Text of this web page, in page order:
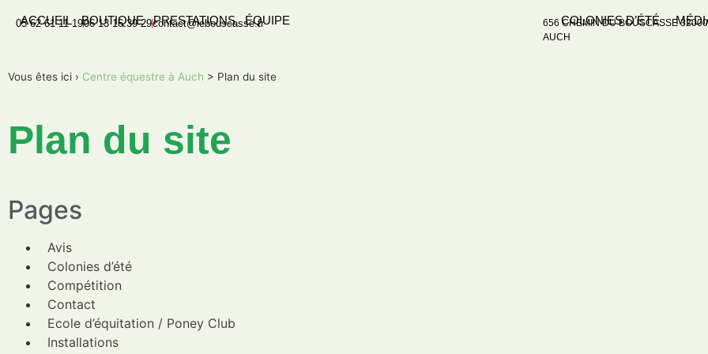
05 62 61 11 1906 13 16 39 29contact@lebouscasse.fr
656 CHEMIN DU BOUSCASSE 32000
AUCH
ACCUEIL BOUTIQUE PRESTATIONS ÉQUIPE COLONIES D’ÉTÉ
Vous êtes ici › Centre équestre à Auch > Plan du site
Plan du site
Pages
Avis
Colonies d’été
Compétition
Contact
Ecole d’équitation / Poney Club
Installations